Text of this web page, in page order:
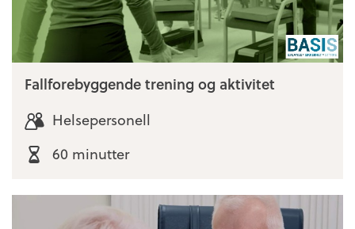
Fallforebyggende trening og aktivitet
Helsepersonell
60 minutter